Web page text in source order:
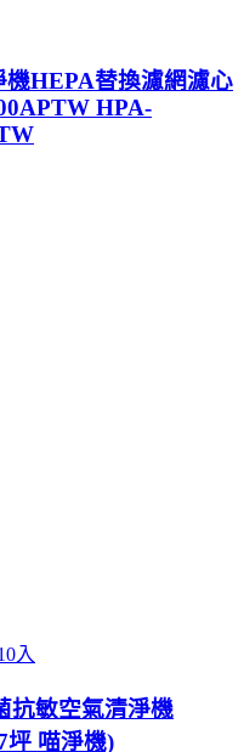
HEPA替換濾網濾心
HPA-
入
抗敏空氣清淨機
坪 喵淨機)